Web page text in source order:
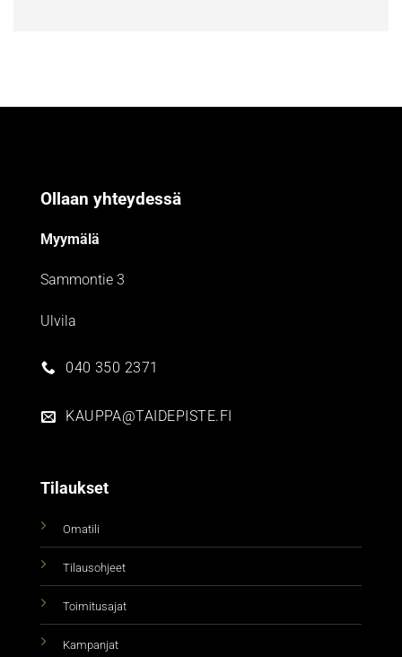
Ollaan yhteydessä
Myymälä
Sammontie 3
Ulvila
040 350 2371
KAUPPA@TAIDEPISTE.FI
Tilaukset
Omatili
Tilausohjeet
Toimitusajat
Kampanjat